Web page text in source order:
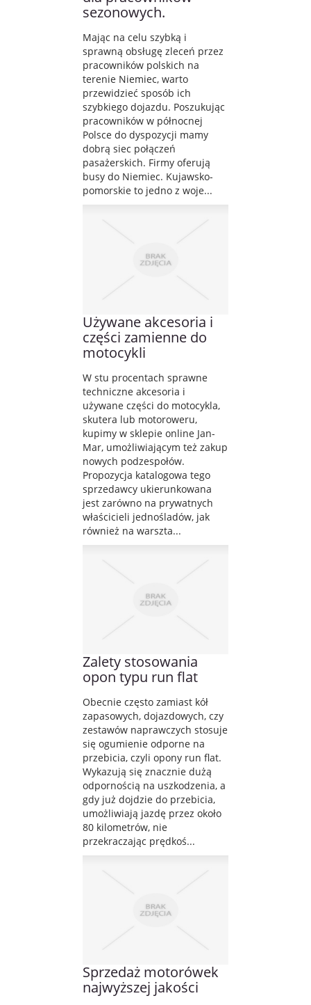
sezonowych.
Mając na celu szybką i
sprawną obsługę zleceń przez
pracowników polskich na
terenie Niemiec, warto
przewidzieć sposób ich
szybkiego dojazdu. Poszukując
pracowników w północnej
Polsce do dyspozycji mamy
dobrą siec połączeń
pasażerskich. Firmy oferują
busy do Niemiec. Kujawsko-
pomorskie to jedno z woje...
Używane akcesoria i
części zamienne do
motocykli
W stu procentach sprawne
techniczne akcesoria i
używane części do motocykla,
skutera lub motoroweru,
kupimy w sklepie online Jan-
Mar, umożliwiającym też zakup
nowych podzespołów.
Propozycja katalogowa tego
sprzedawcy ukierunkowana
jest zarówno na prywatnych
właścicieli jednośladów, jak
również na warszta...
Zalety stosowania
opon typu run flat
Obecnie często zamiast kół
zapasowych, dojazdowych, czy
zestawów naprawczych stosuje
się ogumienie odporne na
przebicia, czyli opony run flat.
Wykazują się znacznie dużą
odpornością na uszkodzenia, a
gdy już dojdzie do przebicia,
umożliwiają jazdę przez około
80 kilometrów, nie
przekraczając prędkoś...
Sprzedaż motorówek
najwyższej jakości